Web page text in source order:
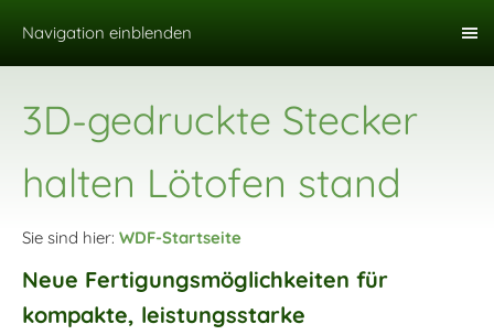
Navigation einblenden
3D-gedruckte Stecker
halten Lötofen stand
Sie sind hier: WDF-Startseite
Neue Fertigungsmöglichkeiten für
kompakte, leistungsstarke